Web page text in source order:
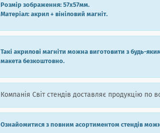
Розмір зображення: 57х57мм.
Матеріал: акрил + вініловий магніт.
Такі акрилові магніти можна виготовити з будь-
макета безкоштовно.
Компанія Світ стендів доставляє продукцію по
Ознайомитися з повним асортиментом стендів